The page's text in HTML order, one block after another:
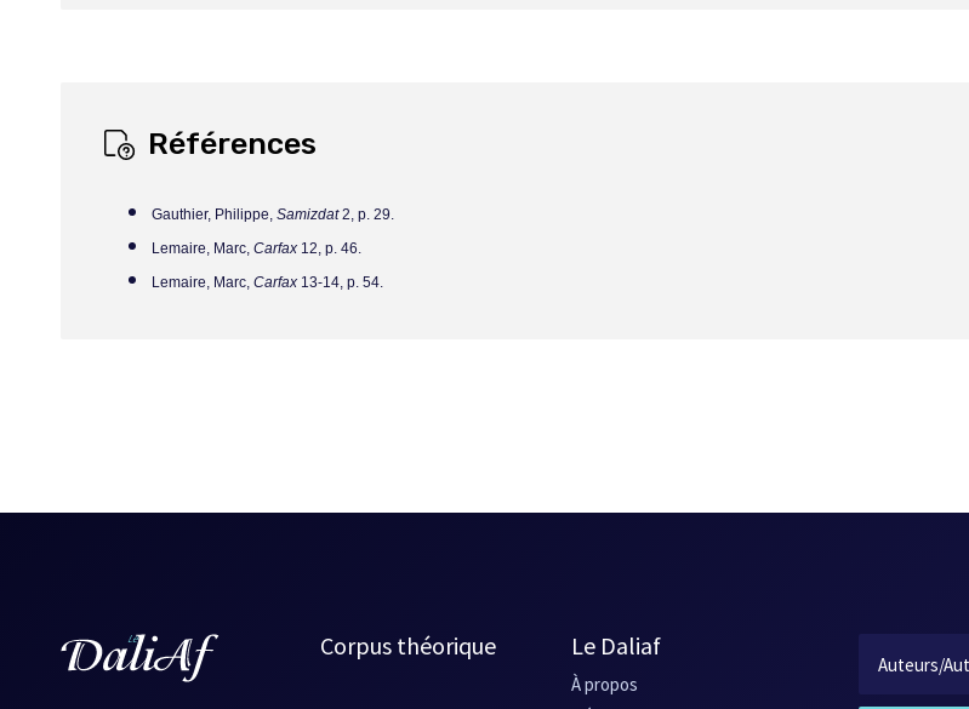
s'envoler, souffrant de plusieurs maux, une mauvaise construction et une idée de base imprécise n'étant
parfait » pèche aussi, quoique de façon moins évidente. Dialogue traditionnel entre le diable et la femme
son manque de clarté, de vigueur. Reste la nouvelle qui donne son titre au recueil. Monologue intérieur sur le
où je suis,l'auteur refait une xième version sans originalité du fœtus refusant de quitter son nid douillet.
La Peur au ventrene passera certainement pas à l'histoire. Lacroix y montre plutôt son peu d'expérience et
Références
Gauthier, Philippe, Samizdat2, p. 29.
Lemaire, Marc, Carfax 12, p. 46.
Lemaire, Marc, Carfax 13-14, p. 54.
Corpus théorique Le Daliaf
À propos
Auteurs/